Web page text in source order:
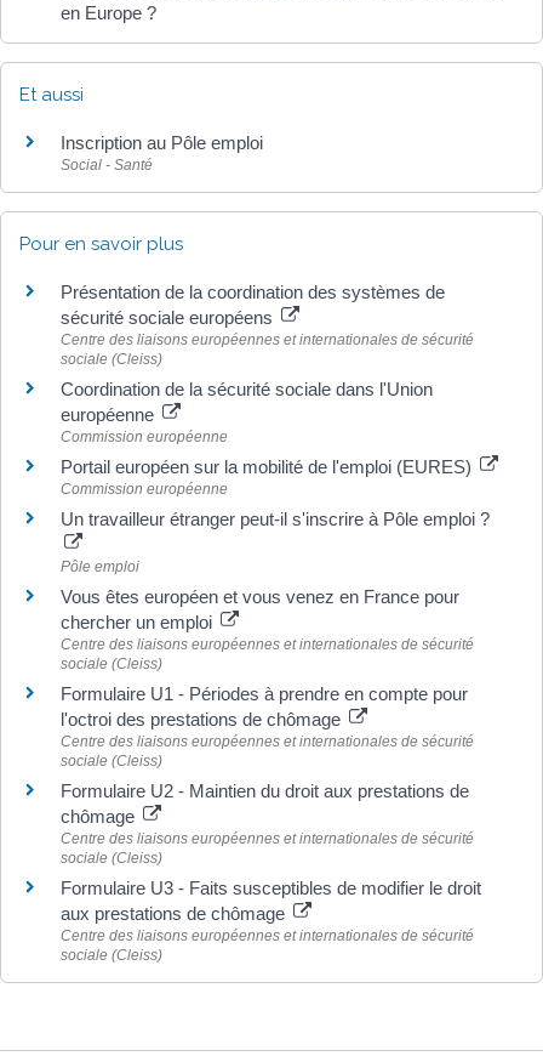
en Europe ?
Et aussi
Inscription au Pôle emploi
Social - Santé
Pour en savoir plus
Présentation de la coordination des systèmes de
sécurité sociale européens
Centre des liaisons européennes et internationales de sécurité
sociale (Cleiss)
Coordination de la sécurité sociale dans l'Union
européenne
Commission européenne
Portail européen sur la mobilité de l'emploi (EURES)
Commission européenne
Un travailleur étranger peut-il s'inscrire à Pôle emploi ?
Pôle emploi
Vous êtes européen et vous venez en France pour
chercher un emploi
Centre des liaisons européennes et internationales de sécurité
sociale (Cleiss)
Formulaire U1 - Périodes à prendre en compte pour
l'octroi des prestations de chômage
Centre des liaisons européennes et internationales de sécurité
sociale (Cleiss)
Formulaire U2 - Maintien du droit aux prestations de
chômage
Centre des liaisons européennes et internationales de sécurité
sociale (Cleiss)
Formulaire U3 - Faits susceptibles de modifier le droit
aux prestations de chômage
Centre des liaisons européennes et internationales de sécurité
sociale (Cleiss)